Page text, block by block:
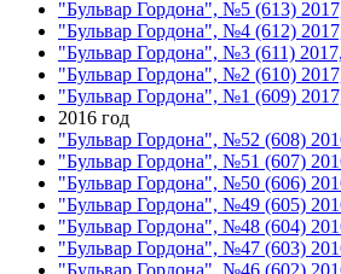
"Бульвар Гордона", №5 (613)
"Бульвар Гордона", №4 (612)
"Бульвар Гордона", №3 (611)
"Бульвар Гордона", №2 (610)
"Бульвар Гордона", №1 (609)
2016 год
"Бульвар Гордона", №52 (608)
"Бульвар Гордона", №51 (607)
"Бульвар Гордона", №50 (606)
"Бульвар Гордона", №49 (605)
"Бульвар Гордона", №48 (604)
"Бульвар Гордона", №47 (603)
"Бульвар Гордона", №46 (602)